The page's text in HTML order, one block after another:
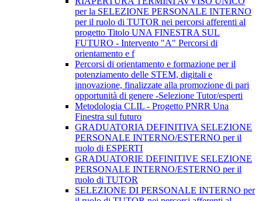
per la SELEZIONE PERSONALE INTERNO
per il ruolo di TUTOR nei percorsi afferenti al
progetto Titolo UNA FINESTRA SUL
FUTURO - Intervento "A" Percorsi di
orientamento e f
Percorsi di orientamento e formazione per il
potenziamento delle STEM, digitali e
innovazione, finalizzate alla promozione di pari
opportunità di genere -Selezione Tutor/esperti
Metodologia CLIL - Progetto PNRR Una
Finestra sul futuro
GRADUATORIA DEFINITIVA SELEZIONE
PERSONALE INTERNO/ESTERNO per il
ruolo di ESPERTI
GRADUATORIE DEFINITIVE SELEZIONE
PERSONALE INTERNO/ESTERNO per il
ruolo di TUTOR
SELEZIONE DI PERSONALE INTERNO per